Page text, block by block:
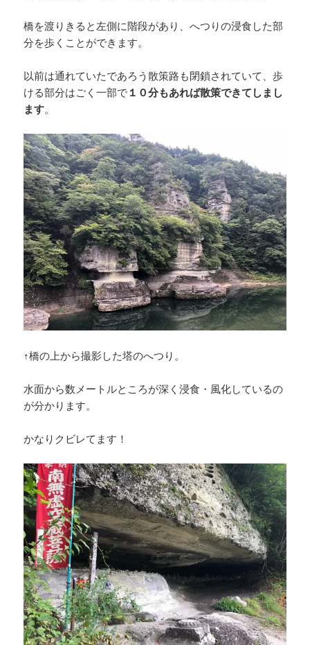
橋を渡りきると左側に階段があり、へつりの浸食した部
分を歩くことができます。
以前は通れていたであろう散策路も閉鎖されていて、歩
ける部分はごく一部で １０分もあれば散策できてしまし
ます。
↑橋の上から撮影した塔のへつり。
水面から数メートルところが深く浸食・風化しているの
が分かります。
かなりクビレてます！